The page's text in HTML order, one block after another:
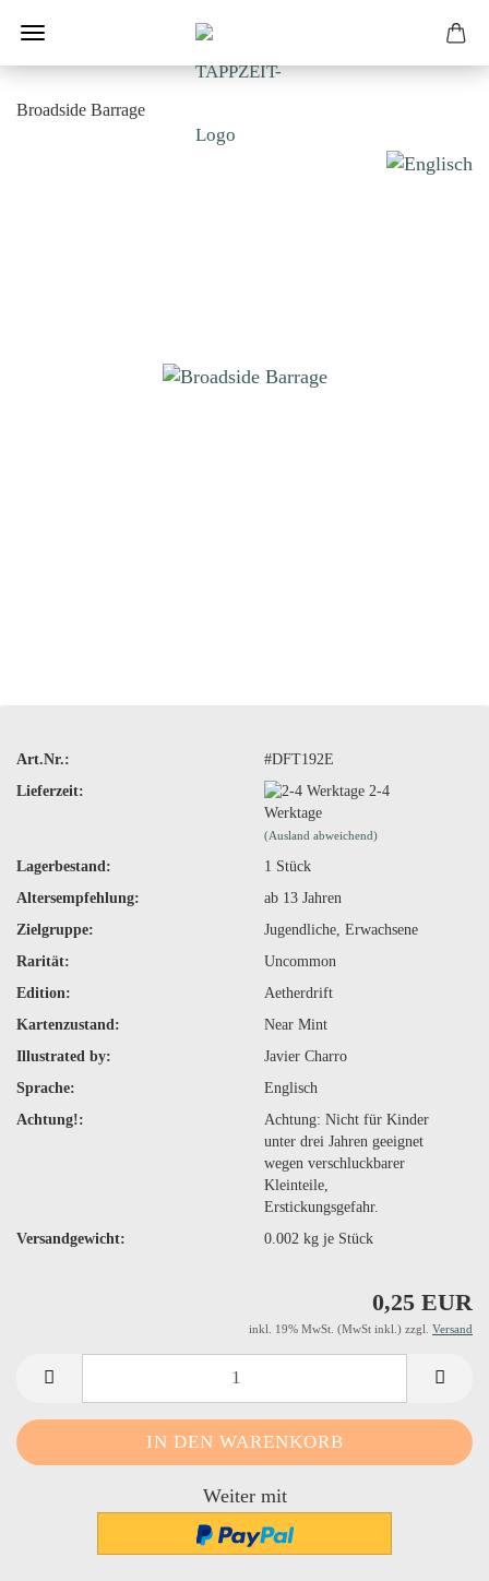
Broadside Barrage
Art.Nr.:
#DFT192E
Lieferzeit:
2-4
Werktage
(Ausland abweichend)
Lagerbestand: 1 Stück
Altersempfehlung:
ab 13 Jahren
Zielgruppe:
Jugendliche, Erwachsene
Rarität:
Uncommon
Edition:
Aetherdrift
Kartenzustand:
Near Mint
Illustrated by:
Javier Charro
Sprache:
Englisch
Achtung!:
Achtung: Nicht für Kinder
unter drei Jahren geeignet
wegen verschluckbarer
Kleinteile,
Erstickungsgefahr.
Versandgewicht:
0.002kg je Stück
0,25 EUR
inkl. 19% MwSt. (MwSt inkl.) zzgl. Versand
Weiter mit